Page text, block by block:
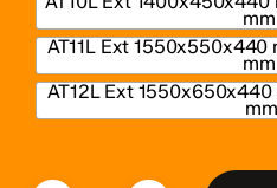
mm
AT11L Ext
mm
AT12L Ext
mm